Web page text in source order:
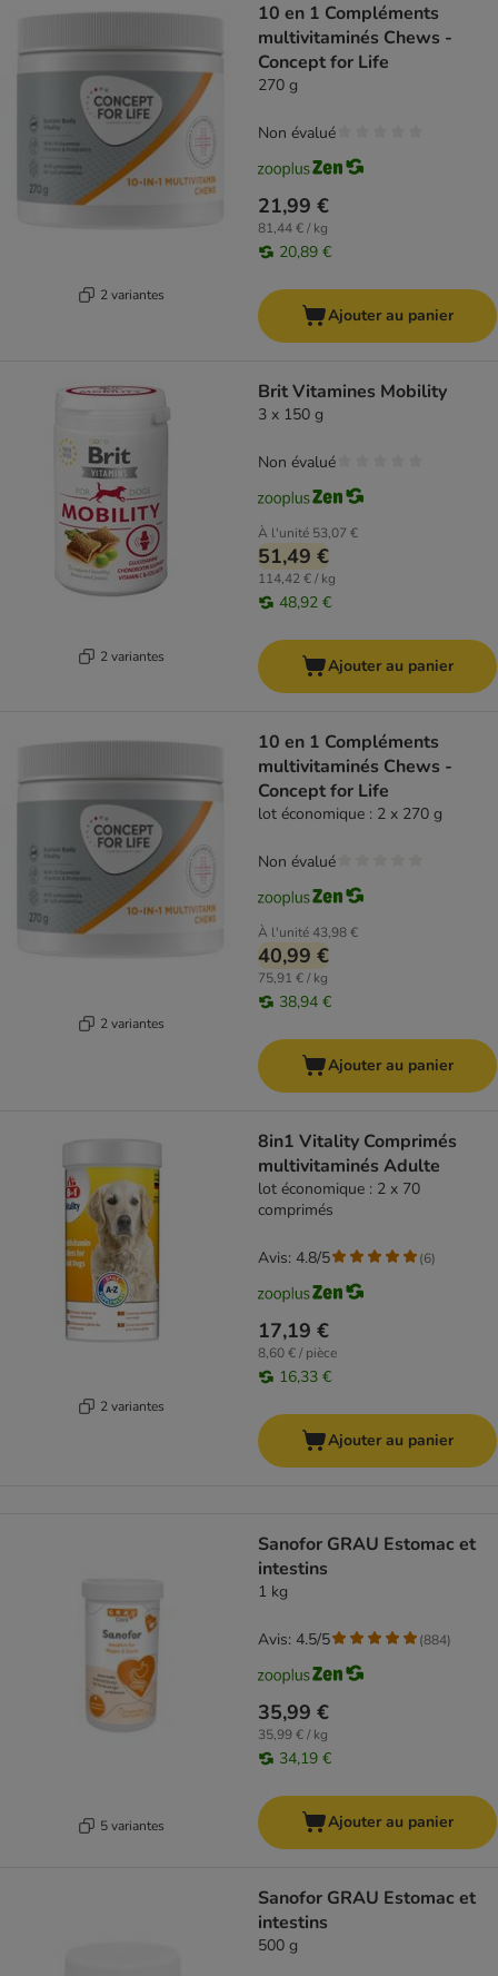
2 variantes
10 en 1 Compléments
multivitaminés Chews -
Concept for Life
270 g
21,99 €
81,44 € / kg
20,89 €
Non évalué
Ajouter au panier
2 variantes
Brit Vitamines Mobility
3 x 150 g
À l'unité 53,07 €
51,49 €
114,42 € / kg
48,92 €
Non évalué
Ajouter au panier
2 variantes
10 en 1 Compléments
multivitaminés Chews -
Concept for Life
lot économique : 2 x 270 g
À l'unité43,98 €
40,99 €
75,91 € / kg
38,94 €
Non évalué
Ajouter au panier
2 variantes
8in1 Vitality Comprimés
multivitaminés Adulte
lot économique : 2 x 70
comprimés
17,19 €
8,60 € / pièce
16,33 €
Avis: 4.8/5 (6)
Ajouter au panier
5 variantes
Sanofor GRAU Estomac et
intestins
1 kg
35,99 €
35,99 € / kg
34,19 €
Avis: 4.5/5 (884)
Ajouter au panier
Sanofor GRAU Estomac et
intestins
500 g